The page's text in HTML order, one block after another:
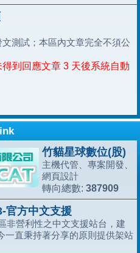
測試；本區內文章完全不須公
到回應文章 3 天後系統自動
竹貓星球數位(股)
主機代管、專案開發、
網頁設計
轉向總數: 387909
官方中文支援
非營利性之中文支援站台，建
一直秉持著分享的原則提供架站